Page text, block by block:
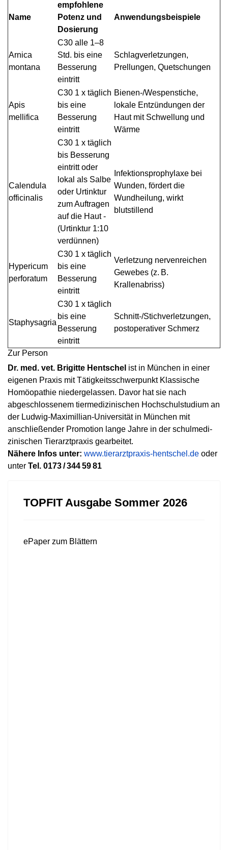
Name
empfohlene
Potenz und
Dosierung
Anwendungsbeispiele
Arnica
montana
C30 alle 1–8
Std. bis eine
Besserung
eintritt
Schlagverletzungen,
Prellungen, Quetschungen
Apis
mellifica
C30 1 x täglich
bis eine
Besserung
eintritt
Bienen-/Wespenstiche,
lokale Entzündungen der
Haut mit Schwellung und
Wärme
Calendula
officinalis
C30 1 x täglich
bis Besserung
eintritt oder
lokal als Salbe
oder ­Urtinktur
zum Auftragen
auf die Haut ­
(Urtinktur 1:10
verdünnen)
Infektionsprophylaxe bei
Wunden, fördert die
Wundheilung, wirkt
blutstillend
Hypericum
perforatum
C30 1 x täglich
bis eine
Besserung
eintritt
Verletzung nervenreichen
Gewebes (z. B.
Krallenabriss)
Staphysagria
C30 1 x täglich
bis eine
Besserung
eintritt
Schnitt-/Stichverletzungen,
postoperativer Schmerz
Zur Person
Dr. med. vet. Brigitte Hentschel ist in München in einer
eigenen Praxis mit Tätigkeitsschwerpunkt Klassische
Homöopathie niedergelassen. Davor hat sie nach
abgeschlossenem tiermedizinischen Hochschulstudium an
der Ludwig-Maximillian-Universität in München mit
anschließender Promotion lange Jahre in der schulmedi­
zinischen Tierarztpraxis gearbeitet.
Nähere Infos unter: www.tierarztpraxis-hentschel.de oder
unter Tel. 0173 / 344 59 81
TOPFIT Ausgabe Sommer 2026
ePaper zum Blättern